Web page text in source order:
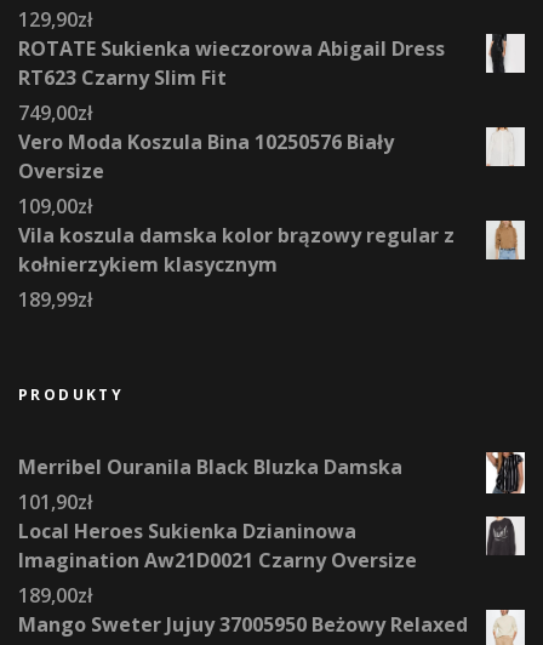
129,90zł
ROTATE Sukienka wieczorowa Abigail Dress
RT623 Czarny Slim Fit
749,00zł
Vero Moda Koszula Bina 10250576 Biały
Oversize
109,00zł
Vila koszula damska kolor brązowy regular z
kołnierzykiem klasycznym
189,99zł
PRODUKTY
Merribel Ouranila Black Bluzka Damska
101,90zł
Local Heroes Sukienka Dzianinowa
Imagination Aw21D0021 Czarny Oversize
189,00zł
Mango Sweter Jujuy 37005950 Beżowy Relaxed